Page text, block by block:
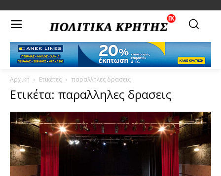
Αρχική Ετικέτες παραλληλες δρασεις
Ετικέτα: παραλληλες δρασεις